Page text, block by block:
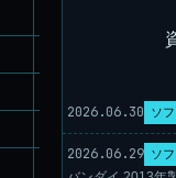
2026.06.30 ソ
2026.06.29 ソ